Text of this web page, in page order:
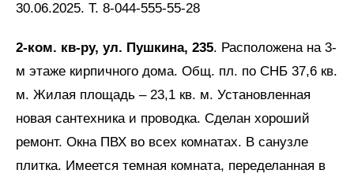
30.06.2025. Т. 8-044-555-55-28
2-ком. кв-ру, ул. Пушкина, 235. Расположена на 3-
м этаже кирпичного дома. Общ. пл. по СНБ 37,6 кв.
м. Жилая площадь – 23,1 кв. м. Установленная
новая сантехника и проводка. Сделан хороший
ремонт. Окна ПВХ во всех комнатах. В санузле
плитка. Имеется темная комната, переделанная в